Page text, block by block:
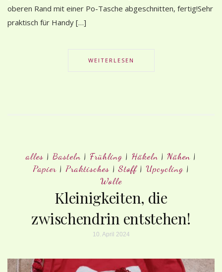
oberen Rand mit einer Po-Tasche abgeschnitten, fertig!Sehr
praktisch für Handy […]
WEITERLESEN
alles | Basteln | Frühling | Häkeln | Nähen |
Papier | Praktisches |Stoff| Upcycling |
Wolle
Kleinigkeiten, die
zwischendrin entstehen!
10. April 2024